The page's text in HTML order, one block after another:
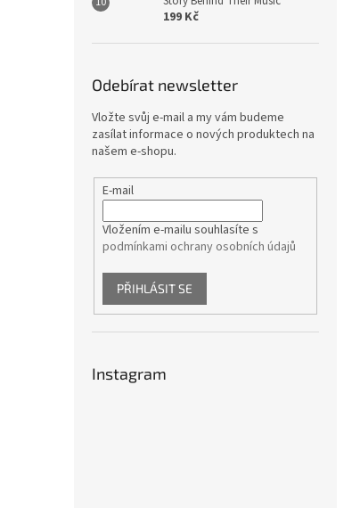
199 Kč
Odebírat newsletter
Vložte svůj e-mail a my vám budeme
zasílat informace o nových produktech na
našem e-shopu.
E-mail
Vložením e-mailu souhlasíte s
podmínkami ochrany osobních údajů
PŘIHLÁSIT SE
Instagram